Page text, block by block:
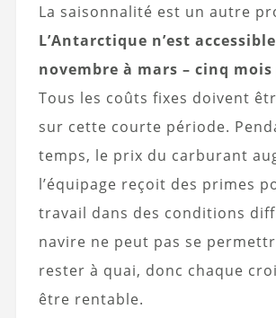
La saisonnalité est un autre
L’Antarctique n’est
novembre à mars – cinq
Tous les coûts fixes doivent
sur cette courte période.
temps, le prix du carburant
l’équipage reçoit des primes
travail dans des conditions
navire ne peut pas se
rester à quai, donc chaque
être rentable.